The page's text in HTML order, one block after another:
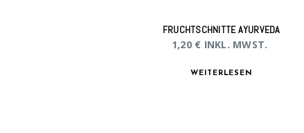
FRUCHTSCHNITTE AYURVEDA
1,20 € INKL. MWST.
WEITERLESEN